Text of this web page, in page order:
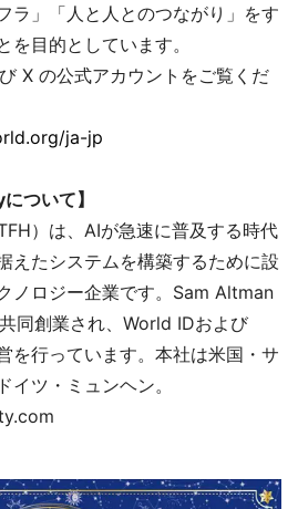
ラ」「人と人とのつながり」をす
目的としています。
X の公式アカウントをご覧くだ
ja-jp
ついて】
）は、AIが急速に普及する時代
えたシステムを構築するために設
ノロジー企業です。Sam Altman
同創業され、World IDおよび
を行っています。本社は米国・サ
イツ・ミュンヘン。